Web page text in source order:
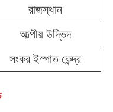
রাজস্থান
আল্পীয় উদ্ভিদ
সংকর ইস্পাত কেন্দ্র